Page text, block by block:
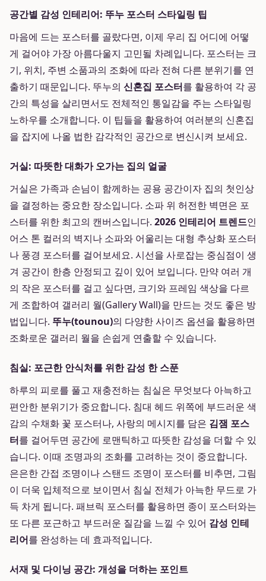
공간별 감성 인테리어: 뚜누 포스터 스타일링 팁
마음에 드는 포스터를 골랐다면, 이제 우리 집 어디에 어떻
게 걸어야 가장 아름다울지 고민될 차례입니다. 포스터는 크
기, 위치, 주변 소품과의 조화에 따라 전혀 다른 분위기를 연
출하기 때문입니다. 뚜누의 신혼집 포스터를 활용하여 각 공
간의 특성을 살리면서도 전체적인 통일감을 주는 스타일링
노하우를 소개합니다. 이 팁들을 활용하여 여러분의 신혼집
을 잡지에 나올 법한 감각적인 공간으로 변신시켜 보세요.
거실: 따뜻한 대화가 오가는 집의 얼굴
거실은 가족과 손님이 함께하는 공용 공간이자 집의 첫인상
을 결정하는 중요한 장소입니다. 소파 위 허전한 벽면은 포
스터를 위한 최고의 캔버스입니다. 2026 인테리어 트렌드인
어스 톤 컬러의 벽지나 소파와 어울리는 대형 추상화 포스터
나 풍경 포스터를 걸어보세요. 시선을 사로잡는 중심점이 생
겨 공간이 한층 안정되고 깊이 있어 보입니다. 만약 여러 개
의 작은 포스터를 걸고 싶다면, 크기와 프레임 색상을 다르
게 조합하여 갤러리 월(Gallery Wall)을 만드는 것도 좋은 방
법입니다. 뚜누(tounou)의 다양한 사이즈 옵션을 활용하면
조화로운 갤러리 월을 손쉽게 연출할 수 있습니다.
침실: 포근한 안식처를 위한 감성 한 스푼
하루의 피로를 풀고 재충전하는 침실은 무엇보다 아늑하고
편안한 분위기가 중요합니다. 침대 헤드 위쪽에 부드러운 색
감의 수채화 꽃 포스터나, 사랑의 메시지를 담은 김잼 포스
터를 걸어두면 공간에 로맨틱하고 따뜻한 감성을 더할 수 있
습니다. 이때 조명과의 조화를 고려하는 것이 중요합니다.
은은한 간접 조명이나 스탠드 조명이 포스터를 비추면, 그림
이 더욱 입체적으로 보이면서 침실 전체가 아늑한 무드로 가
득 차게 됩니다. 패브릭 포스터를 활용하면 종이 포스터와는
또 다른 포근하고 부드러운 질감을 느낄 수 있어 감성 인테
리어를 완성하는 데 효과적입니다.
서재 및 다이닝 공간: 개성을 더하는 포인트